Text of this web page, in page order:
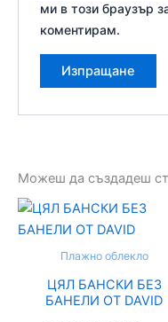
ми в този браузър
коментирам.
Можеш да създадеш
Плажно облекло
ЦЯЛ БАНСКИ БЕЗ
БАНЕЛИ ОТ DAVID
This
product
variants.